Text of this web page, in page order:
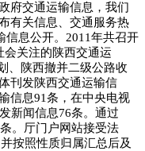
府交通运输信息，我们
有关信息、交通服务热
信息公开。2011年共召开
会关注的陕西交通运
、陕西撤并二级公路收
刊发陕西交通运输信
信息91条，在中央电视
新闻信息76条。通过
。厅门户网站接受法
按照性质归属汇总后及